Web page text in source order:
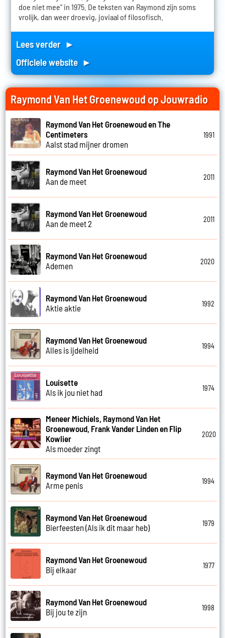
doe niet mee" in 1975. De teksten van Raymond zijn soms
vrolijk, dan weer droevig, joviaal of filosofisch.
Lees verder ►
Officiele website ►
Raymond Van Het Groenewoud op Jouwradio
Raymond Van Het Groenewoud en The
Centimeters
Aalst stad mijner dromen
1991
Raymond Van Het Groenewoud
Aan de meet
2011
Raymond Van Het Groenewoud
Aan de meet 2
2011
Raymond Van Het Groenewoud
Ademen
2020
Raymond Van Het Groenewoud
Aktie aktie
1992
Raymond Van Het Groenewoud
Alles is ijdelheid
1994
Louisette
Als ik jou niet had
1974
Meneer Michiels, Raymond Van Het
Groenewoud, Frank Vander Linden en Flip
Kowlier
Als moeder zingt
2020
Raymond Van Het Groenewoud
Arme penis
1994
Raymond Van Het Groenewoud
Bierfeesten (Als ik dit maar heb)
1979
Raymond Van Het Groenewoud
Bij elkaar
1977
Raymond Van Het Groenewoud
Bij jou te zijn
1998